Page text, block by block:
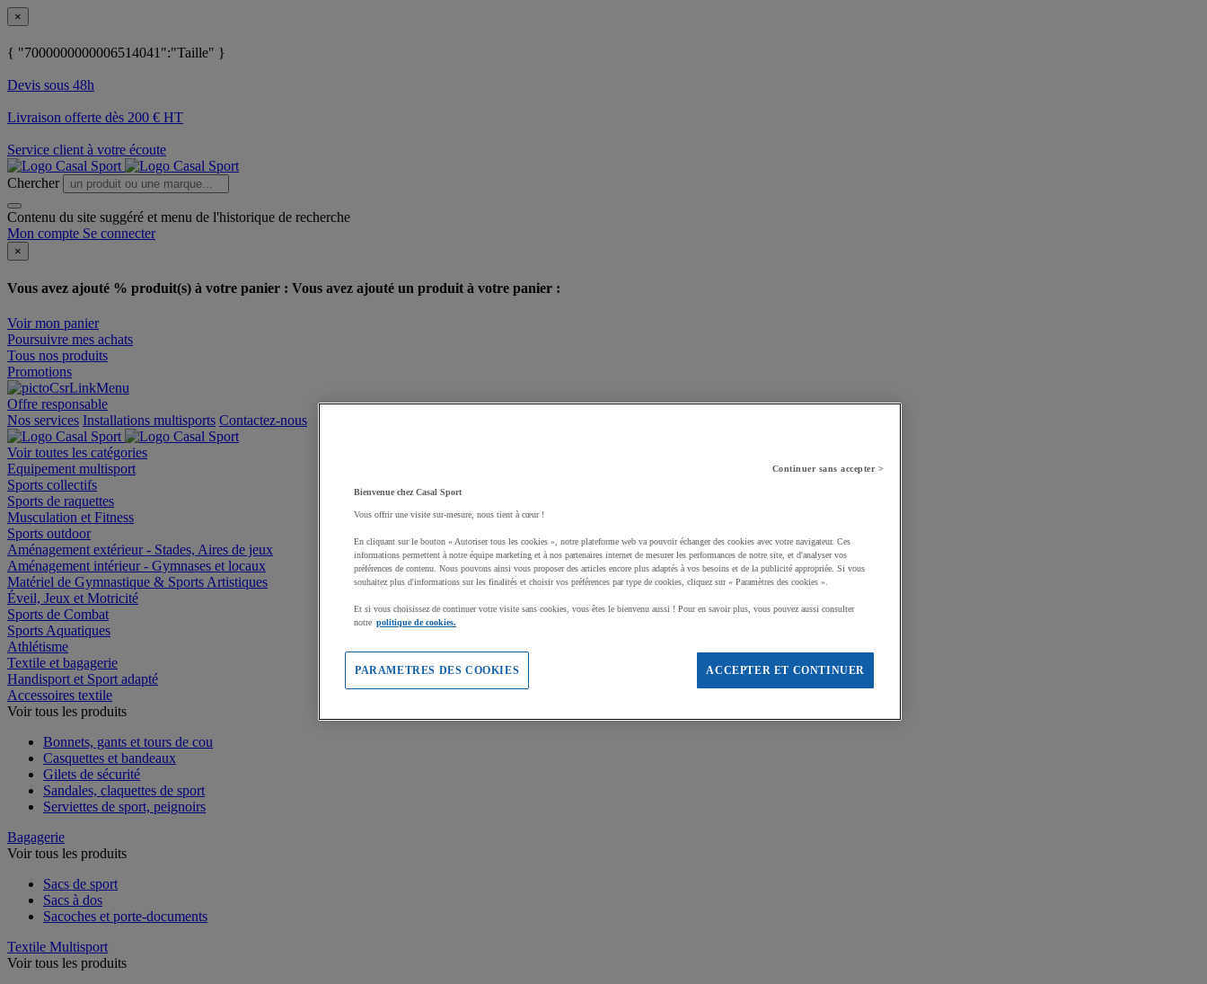
×
{ "7000000000006514041":"Taille" }
Devis sous 48h
Livraison offerte dès 200 € HT
Service client à votre écoute
Chercher
Contenu du site suggéré et menu de l'historique de recherche
Mon compte Se connecter
×
Vous avez ajouté % produit(s) à votre panier : Vous avez ajouté un produit à votre panier :
Voir mon panier
Poursuivre mes achats
Tous nos produits
Promotions
Offre responsable
Nos services Installations multisports Contactez-nous
Voir toutes les catégories
Equipement multisport
Sports collectifs
Sports de raquettes
Musculation et Fitness
Sports outdoor
Aménagement extérieur - Stades, Aires de jeux
Aménagement intérieur - Gymnases et locaux
Matériel de Gymnastique & Sports Artistiques
Éveil, Jeux et Motricité
Sports de Combat
Sports Aquatiques
Athlétisme
Textile et bagagerie
Handisport et Sport adapté
Accessoires textile
Voir tous les produits
Bonnets, gants et tours de cou
Casquettes et bandeaux
Gilets de sécurité
Sandales, claquettes de sport
Serviettes de sport, peignoirs
Bagagerie
Voir tous les produits
Sacs de sport
Sacs à dos
Sacoches et porte-documents
Textile Multisport
Voir tous les produits
Continuer sans accepter >
Bienvenue chez Casal Sport
Vous offrir une visite sur-mesure, nous tient à cœur !
En cliquant sur le bouton « Autoriser tous les cookies », notre plateforme web va pouvoir échanger des cookies avec votre navigateur. Ces
informations permettent à notre équipe marketing et à nos partenaires internet de mesurer les performances de notre site, et d'analyser vos
préférences de contenu. Nous pouvons ainsi vous proposer des articles encore plus adaptés à vos besoins et de la publicité appropriée. Si vous
souhaitez plus d'informations sur les finalités et choisir vos préférences par type de cookies, cliquez sur « Paramètres des cookies ».
Et si vous choisissez de continuer votre visite sans cookies, vous êtes le bienvenu aussi ! Pour en savoir plus, vous pouvez aussi consulter
notre politique de cookies.
ACCEPTER ET CONTINUER
PARAMETRES DES COOKIES